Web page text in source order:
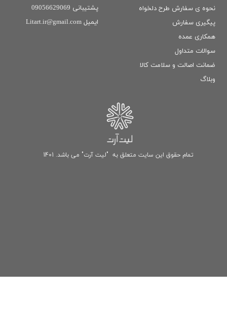
نحوه ی سفارش طرح دلخواه
پیگیری سفارش
همکاری عمده
سوالات متداول
ضمانت اصالت و سلامت كالا
وبلاگ
پشتیبانی 09056629069
ایمیل Litart.ir@gmail.com
تمام حقوق این سایت متعلق به "لیت آرت" می باشد. 1401